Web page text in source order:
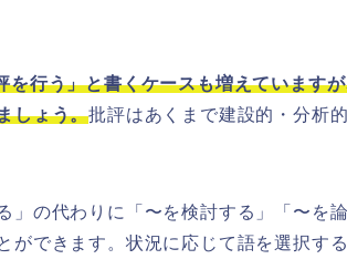
行う」と書くケースも増えています
しょう。批評はあくまで建設的・分析
」の代わりに「〜を検討する」「〜を
ができます。状況に応じて語を選択す